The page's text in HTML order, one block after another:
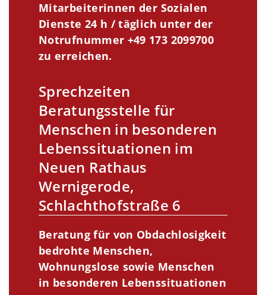
Mitarbeiterinnen der Sozialen
Dienste 24 h / täglich unter der
Notrufnummer +49 173 2099700
zu erreichen.
Sprechzeiten
Beratungsstelle für
Menschen in besonderen
Lebenssituationen im
Neuen Rathaus
Wernigerode,
Schlachthofstraße 6
Beratung für von Obdachlosigkeit
bedrohte Menschen,
Wohnungslose sowie Menschen
in besonderen Lebenssituationen